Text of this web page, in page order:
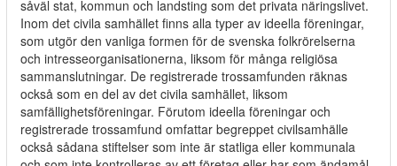
såväl stat, kommun och landsting som det privata näringslivet.
Inom det civila samhället finns alla typer av ideella föreningar,
som utgör den vanliga formen för de svenska folkrörelserna
och intresseorganisationerna, liksom för många religiösa
sammanslutningar. De registrerade trossamfunden räknas
också som en del av det civila samhället, liksom
samfällighetsföreningar. Förutom ideella föreningar och
registrerade trossamfund omfattar begreppet civilsamhälle
också sådana stiftelser som inte är statliga eller kommunala